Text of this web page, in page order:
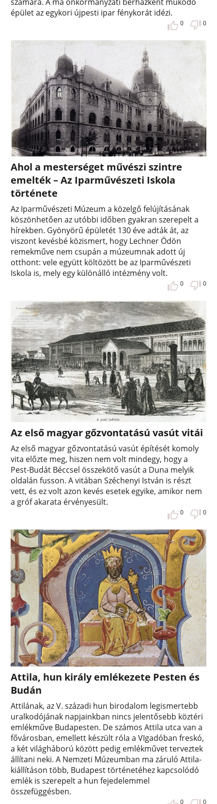
épület az egykori újpesti ipar fénykorát idézi.
0 0
Ahol a mesterséget művészi szintre
emelték – Az Iparművészeti Iskola
története
Az Iparművészeti Múzeum a közelgő felújításának
köszönhetően az utóbbi időben gyakran szerepelt a
hírekben. Gyönyörű épületét 130 éve adták át, az
viszont kevésbé közismert, hogy Lechner Ödön
remekműve nem csupán a múzeumnak adott új
otthont: vele együtt költözött be az Iparművészeti
Iskola is, mely egy különálló intézmény volt.
0 0
Az első magyar gőzvontatású vasút vitái
Az első magyar gőzvontatású vasút építését komoly
vita előzte meg, hiszen nem volt mindegy, hogy a
Pest-Budát Béccsel összekötő vasút a Duna melyik
oldalán fusson. A vitában Széchenyi István is részt
vett, és ez volt azon kevés esetek egyike, amikor nem
a gróf akarata érvényesült.
0 0
Attila, hun király emlékezete Pesten és
Budán
Attilának, az V. századi hun birodalom legismertebb
uralkodójának napjainkban nincs jelentősebb köztéri
emlékműve Budapesten. De számos Attila utca van a
fővárosban, emellett készült róla a VIgadóban freskó,
a két világháború között pedig emlékművet terveztek
állítani neki. A Nemzeti Múzeumban ma záruló Attila-
kiállításon több, Budapest történetéhez kapcsolódó
emlék is szerepelt a hun fejedelemmel
összefüggésben.
0 0